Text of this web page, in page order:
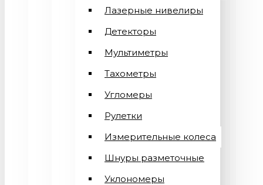
Лазерные нивелиры
Детекторы
Мультиметры
Тахометры
Угломеры
Рулетки
Измерительные колеса
Шнуры разметочные
Уклономеры